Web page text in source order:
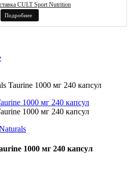
CULT Sport Nutrition
Подробнее
Taurine 1000 мг 240 капсул
1000 мг 240 капсул